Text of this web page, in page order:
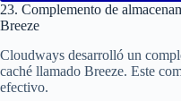
23. Complemento de
Breeze
Cloudways desarrolló un
caché llamado Breeze. Este
efectivo.